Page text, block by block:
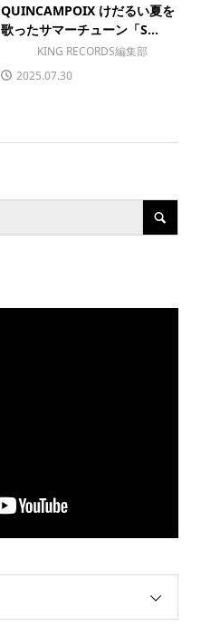
QUINCAMPOIX けだるい夏を
歌ったサマーチューン「S...
KING RECORDS編集部
2025.07.30